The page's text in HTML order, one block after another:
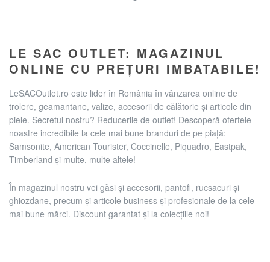
LE SAC OUTLET: MAGAZINUL
ONLINE CU PREȚURI IMBATABILE!
LeSACOutlet.ro este lider în România în vânzarea online de
trolere, geamantane, valize, accesorii de călătorie și articole din
piele. Secretul nostru? Reducerile de outlet! Descoperă ofertele
noastre incredibile la cele mai bune branduri de pe piață:
Samsonite, American Tourister, Coccinelle, Piquadro, Eastpak,
Timberland și multe, multe altele!
În magazinul nostru vei găsi și accesorii, pantofi, rucsacuri și
ghiozdane, precum și articole business și profesionale de la cele
mai bune mărci. Discount garantat și la colecțiile noi!